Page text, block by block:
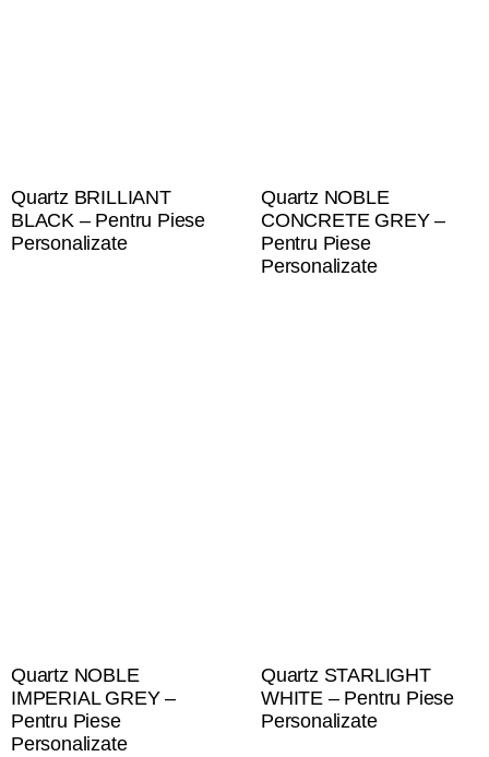
Quartz BRILLIANT
BLACK – Pentru Piese
Personalizate
Quartz NOBLE
CONCRETE GREY –
Pentru Piese
Personalizate
Quartz NOBLE
IMPERIAL GREY –
Pentru Piese
Personalizate
Quartz STARLIGHT
WHITE – Pentru Piese
Personalizate